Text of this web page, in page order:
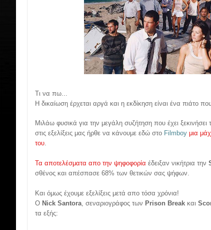
Τι να πω...
Η δικαίωση έρχεται αργά και η εκδίκηση είναι ένα πιάτο
Μιλάω φυσικά για την μεγάλη συζήτηση που έχει ξεκινήσει
στις εξελίξεις μας ήρθε να κάνουμε εδώ στο Filmboy μια
του.
Τα αποτελέσματα απο την ψηφοφορία έδειξαν νικήτρια την
σθένος και απέσπασε 68% των θετικών σας ψήφων.
Και όμως έχουμε εξελίξεις μετά απο τόσα χρόνια!
Ο Nick Santora, σεναριογράφος των Prison Break και
τα εξής: